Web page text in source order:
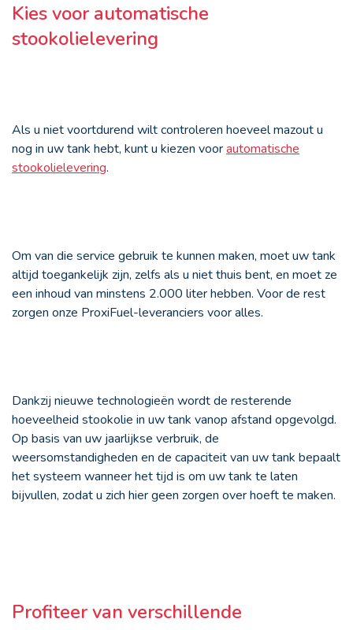
Kies voor automatische
stookolielevering
Als u niet voortdurend wilt controleren hoeveel mazout u
nog in uw tank hebt, kunt u kiezen voorautomatische
stookolielevering.
Om van die service gebruik te kunnen maken, moet uw tank
altijd toegankelijk zijn, zelfs als u niet thuis bent, en moet ze
een inhoud van minstens 2.000 liter hebben. Voor de rest
zorgen onze ProxiFuel-leveranciers voor alles.
Dankzij nieuwe technologieën wordt de resterende
hoeveelheid stookolie in uw tank vanop afstand opgevolgd.
Op basis van uw jaarlijkse verbruik, de
weersomstandigheden en de capaciteit van uw tank bepaalt
het systeem wanneer het tijd is om uw tank te laten
bijvullen, zodat u zich hier geen zorgen over hoeft te maken.
Profiteer van verschillende